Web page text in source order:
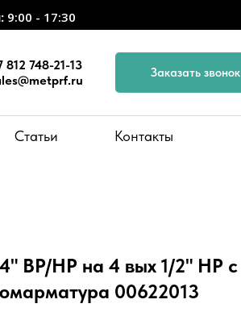
9:00 - 17:30
812 748-21-13
Заказать звонок
Статьи Контакты
ВР/НР на 4 вых 1/2" НР с
00622013